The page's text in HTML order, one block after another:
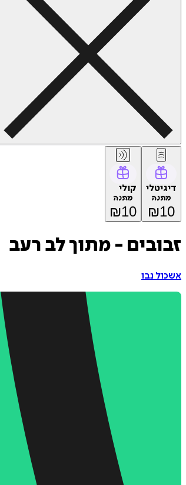
דיגיטלי
מתנה
₪10
קולי
מתנה
₪10
זבובים - מתוך לב רעב
אשכול נבו